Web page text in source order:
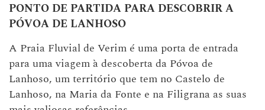
PONTO DE PARTIDA PARA DESCOBRIR A
PÓVOA DE LANHOSO
A Praia Fluvial de Verim é uma porta de entrada
para uma viagem à descoberta da Póvoa de
Lanhoso, um território que tem no Castelo de
Lanhoso, na Maria da Fonte e na Filigrana as suas